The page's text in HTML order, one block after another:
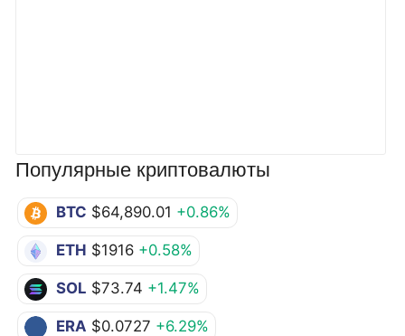
Популярные криптовалюты
BTC $64,890.01 +0.86%
ETH $1916 +0.58%
SOL $73.74 +1.47%
ERA $0.0727 +6.29%